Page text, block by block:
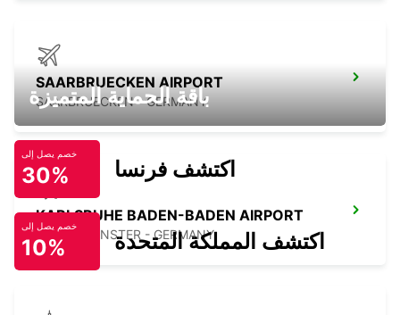
SAARBRUECKEN AIRPORT
SAARBRUECKEN - GERMANY
KARLSRUHE BADEN-BADEN AIRPORT
RHEINMUENSTER - GERMANY
باقة الحماية المتميزة
خصم يصل إلى
30% اكتشف فرنسا
خصم يصل إلى
10% اكتشف المملكة المتحدة